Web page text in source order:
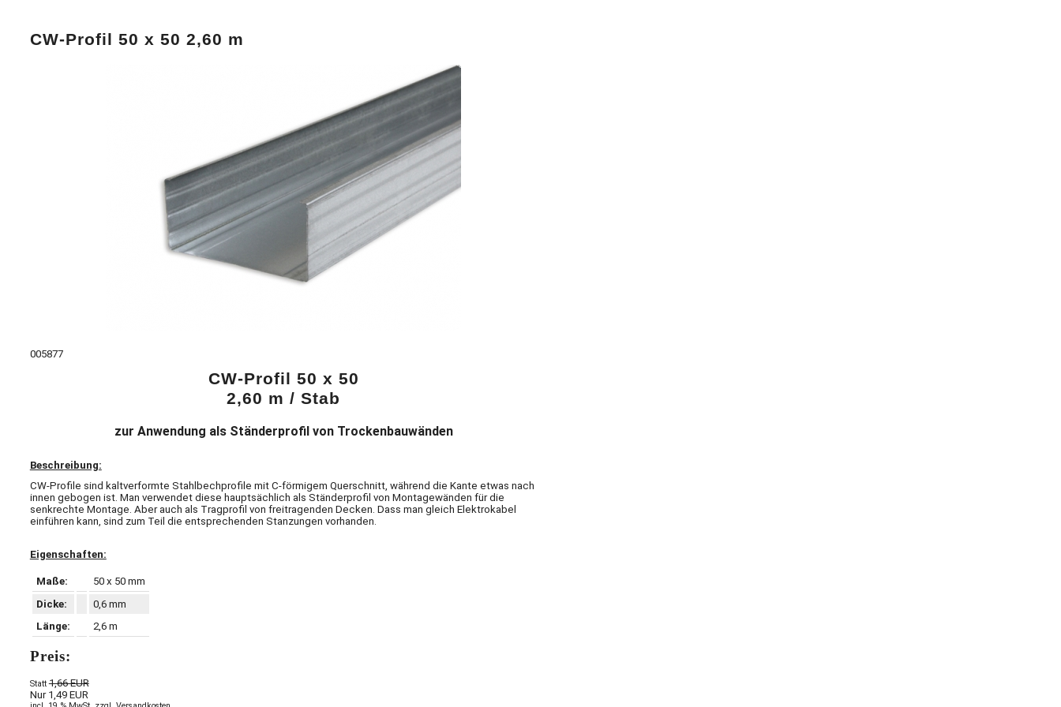
CW-Profil 50 x 50 2,60 m
005877
CW-Profil 50 x 50
2,60 m / Stab
zur Anwendung als Ständerprofil von Trockenbauwänden
Beschreibung:
CW-Profile sind kaltverformte Stahlbechprofile mit C-förmigem Querschnitt, während die Kante etwas nach
innen gebogen ist. Man verwendet diese hauptsächlich als Ständerprofil von Montagewänden für die
senkrechte Montage. Aber auch als Tragprofil von freitragenden Decken. Dass man gleich Elektrokabel
einführen kann, sind zum Teil die entsprechenden Stanzungen vorhanden.
Eigenschaften:
Maße:
50 x 50 mm
Dicke:
0,6 mm
Länge:
2,6 m
Preis:
Statt1,66 EUR
Nur 1,49 EUR